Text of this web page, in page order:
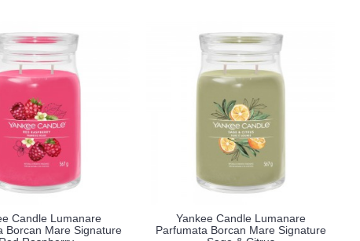
Candle Lumanare
Borcan Mare Signature
Yankee Candle Lumanare
Parfumata Borcan Mare Signature